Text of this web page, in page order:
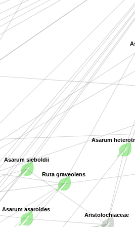
Aristolochiaceae
Asarum sieboldii
Ruta graveolens
Asarum
Asarum asaroides